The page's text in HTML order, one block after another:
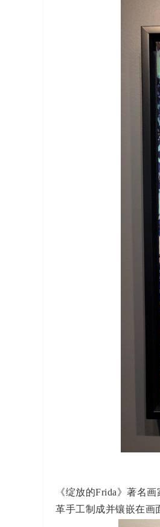
《绽放的Frida》著名画
革手工制成并镶嵌在画